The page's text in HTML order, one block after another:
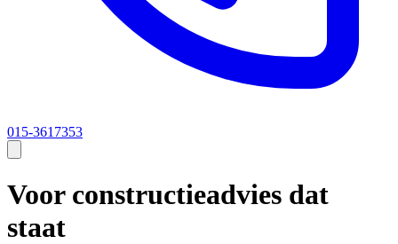
015-3617353
Voor constructieadvies dat
staat